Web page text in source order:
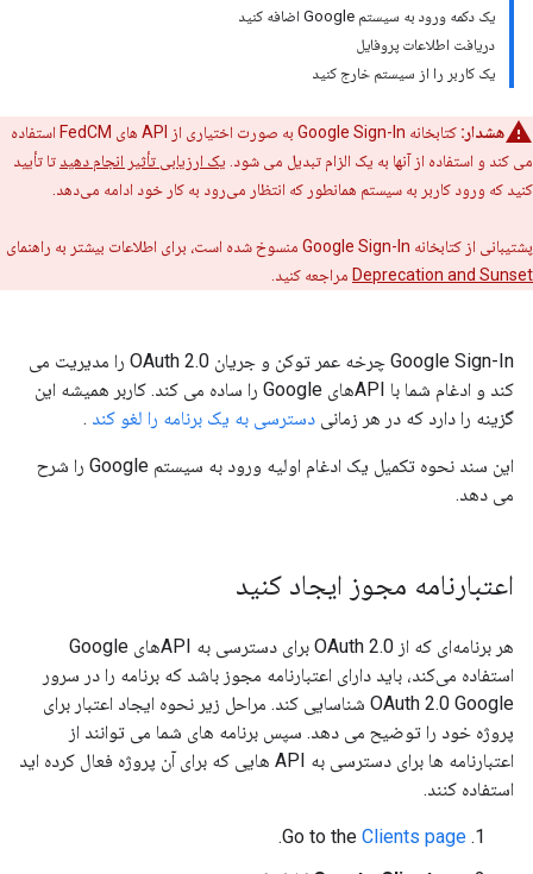
یک دکمه ورود به سیستم Google اضافه کنید
دریافت اطلاعات پروفایل
یک کاربر را از سیستم خارج کنید
هشدار:
کتابخانه Google Sign-In به صورت اختیاری از API های FedCM استفاده
می کند و استفاده از آنها به یک الزام تبدیل می شود. یک ارزیابی تأثیر انجام دهید تا تأیید
کنید که ورود کاربر به سیستم همانطور که انتظار می‌رود به کار خود ادامه می‌دهد.
پشتیبانی از کتابخانه Google Sign-In منسوخ شده است، برای اطلاعات بیشتر به راهنمای
Deprecation and Sunset مراجعه کنید.
Google Sign-In چرخه عمر توکن و جریان OAuth 2.0 را مدیریت می
کند و ادغام شما با APIهای Google را ساده می کند. کاربر همیشه این
گزینه را دارد که در هر زمانی دسترسی به یک برنامه را لغو کند .
این سند نحوه تکمیل یک ادغام اولیه ورود به سیستم Google را شرح
می دهد.
اعتبارنامه مجوز ایجاد کنید
هر برنامه‌ای که از OAuth 2.0 برای دسترسی به APIهای Google
استفاده می‌کند، باید دارای اعتبارنامه مجوز باشد که برنامه را در سرور
OAuth 2.0 Google شناسایی کند. مراحل زیر نحوه ایجاد اعتبار برای
پروژه خود را توضیح می دهد. سپس برنامه های شما می توانند از
اعتبارنامه ها برای دسترسی به API هایی که برای آن پروژه فعال کرده اید
استفاده کنند.
Go to the Clients page
.